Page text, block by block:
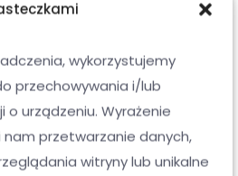
wykorzystujemy
przechowywania i/lub
urządzeniu. Wyrażenie
przetwarzanie danych,
witryny lub unikalne